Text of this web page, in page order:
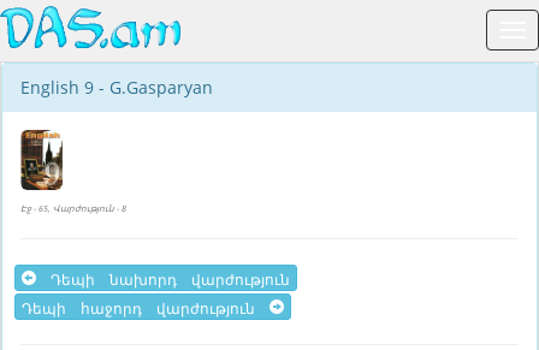
English 9 - G.Gasparyan
Էջ - 65, Վարժություն - 8
Դեպի նախորդ վարժություն
Դեպի հաջորդ վարժություն